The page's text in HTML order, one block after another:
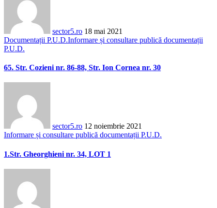
sector5.ro 18 mai 2021
Documentații P.U.D.Informare și consultare publică documentații
P.U.D.
65. Str. Cozieni nr. 86-88, Str. Ion Cornea nr. 30
sector5.ro 12 noiembrie 2021
Informare și consultare publică documentații P.U.D.
1.Str. Gheorghieni nr. 34, LOT 1